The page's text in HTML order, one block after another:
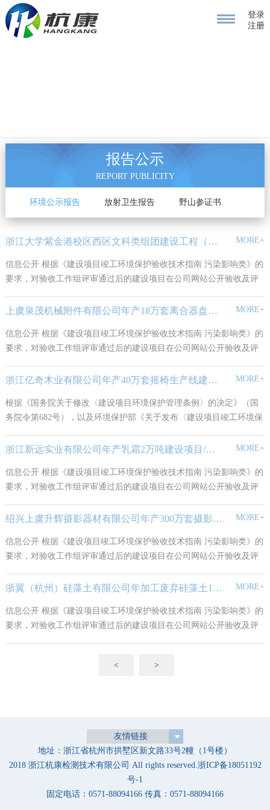
登录
注册
报告公示
REPORT PUBLICITY
环境公示报告 放射卫生报告 野山参证书
浙江大学紫金港校区西区文科类组团建设工程（先行）竣工环境保护验项目 MORE+
信息公开 根据《建设项目竣工环境保护验收技术指南 污染影响类》的
要求，对验收工作组评审通过后的建设项目在公司网站公开验收及评
上虞泉茂机械附件有限公司年产18万套离合器盘建设项目竣工环境保护验收报告公示 MORE+
信息公开 根据《建设项目竣工环境保护验收技术指南 污染影响类》的
要求，对验收工作组评审通过后的建设项目在公司网站公开验收及评
浙江亿奇木业有限公司年产40万套摇椅生产线建设项目竣工环境保护验收报告公示 MORE+
根据《国务院关于修改〈建设项目环境保护管理条例〉的决定》（国
务院令第682号），以及环境保护部《关于发布〈建设项目竣工环境保
木业有限公司年产40万套摇椅生产线建设项目竣工环境保护验收报告
浙江新远实业有限公司年产乳霜2万吨建设项目/新增婴儿柔纸巾生产线项目 竣工环境保护阶段性验收 MORE+
信息公开 根据《建设项目竣工环境保护验收技术指南 污染影响类》的
要求，对验收工作组评审通过后的建设项目在公司网站公开验收及评
绍兴上虞升辉摄影器材有限公司年产300万套摄影器材项目 竣工环境保护验收 MORE+
​信息公开 根据《建设项目竣工环境保护验收技术指南 污染影响类》的
要求，对验收工作组评审通过后的建设项目在公司网站公开验收及评
浙翼（杭州）硅藻土有限公司年加工废弃硅藻土1500吨建设项目 竣工环境保护阶段性验收 MORE+
信息公开 根据《建设项目竣工环境保护验收技术指南 污染影响类》的
要求，对验收工作组评审通过后的建设项目在公司网站公开验收及评
< >
友情链接
地址：浙江省杭州市拱墅区新文路33号2幢（1号楼）
2018 浙江杭康检测技术有限公司 All rights reserved.浙ICP备18051192
号-1
固定电话：0571-88094166 传真：0571-88094166